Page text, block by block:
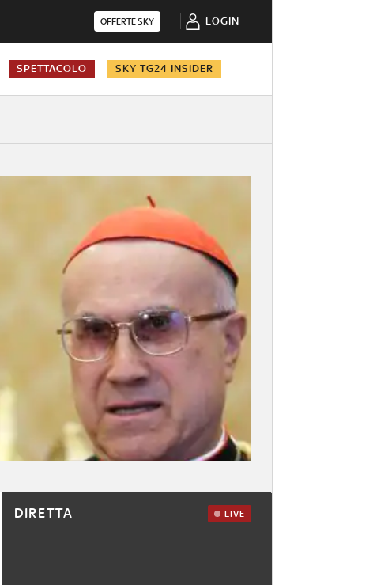
OFFERTE SKY LOGIN
SPETTACOLO SKY TG24 INSIDER
DIRETTA LIVE